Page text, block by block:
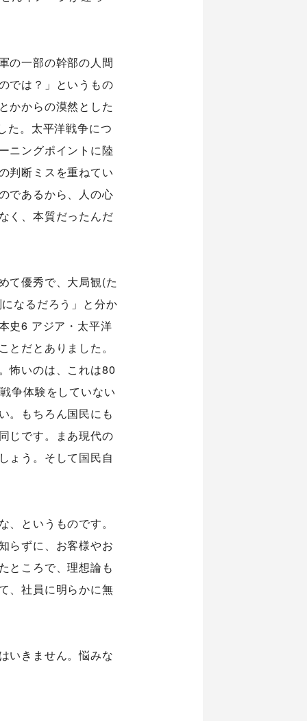
の一部の幹部の人間
では？」というもの
かからの漠然とした
た。太平洋戦争につ
ニングポイントに陸
判断ミスを重ねてい
であるから、人の心
く、本質だったんだ
て優秀で、大局観(た
なるだろう」と分か
史6 アジア・太平洋
だとありました。
怖いのは、これは80
争体験をしていない
。もちろん国民にも
じです。まあ現代の
ょう。そして国民自
というものです。
らずに、お客様やお
ところで、理想論も
、社員に明らかに無
いきません。悩みな